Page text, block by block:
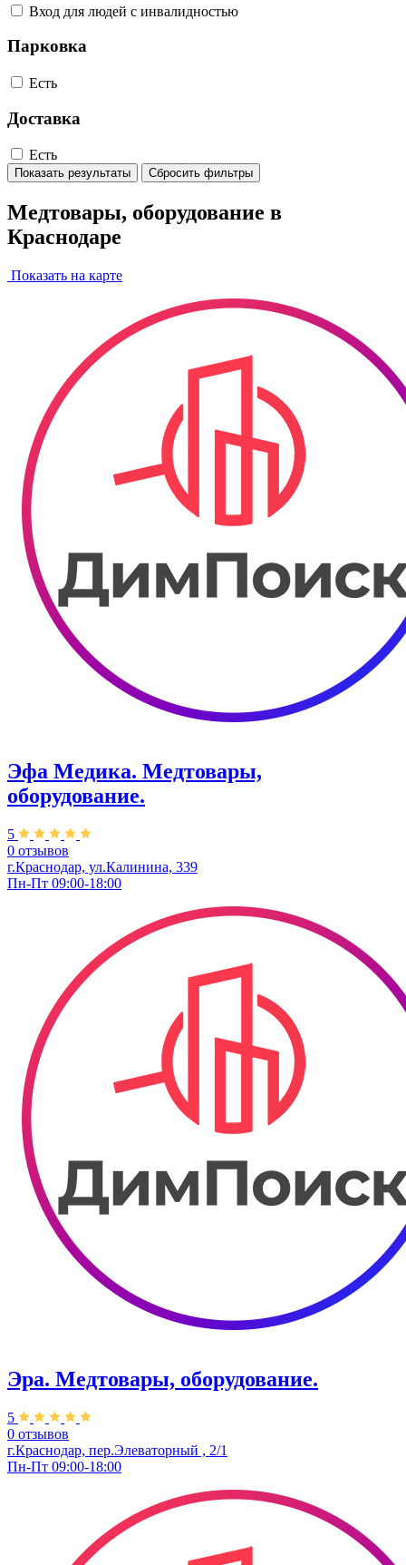
Вход для людей с инвалидностью
Парковка
Есть
Доставка
Есть
Показать результаты Сбросить фильтры
Медтовары, оборудование в
Краснодаре
Показать на карте
Эфа Медика. Медтовары,
оборудование.
5
0 отзывов
г.Краснодар, ул.Калинина, 339
Пн-Пт 09:00-18:00
Эра. Медтовары, оборудование.
5
0 отзывов
г.Краснодар, пер.Элеваторный , 2/1
Пн-Пт 09:00-18:00